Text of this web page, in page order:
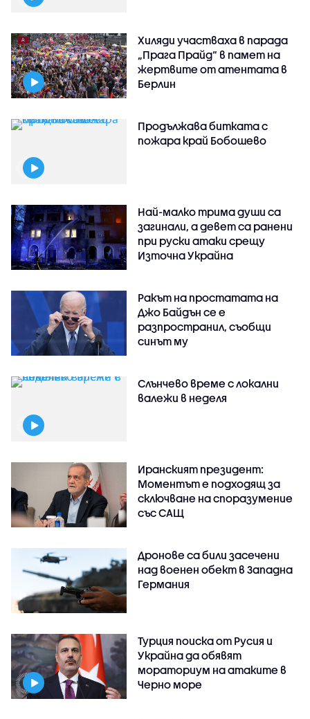
Хиляди участваха в парада
„Прага Прайд“ в памет на
жертвите от атентата в
Берлин
Продължава битката с
пожара край Бобошево
Най-малко трима души са
загинали, а девет са ранени
при руски атаки срещу
Източна Украйна
Ракът на простатата на
Джо Байдън се е
разпространил, съобщи
синът му
Слънчево време с локални
валежи в неделя
Иранският президент:
Моментът е подходящ за
сключване на споразумение
със САЩ
Дронове са били засечени
над военен обект в Западна
Германия
Турция поиска от Русия и
Украйна да обявят
мораториум на атаките в
Черно море